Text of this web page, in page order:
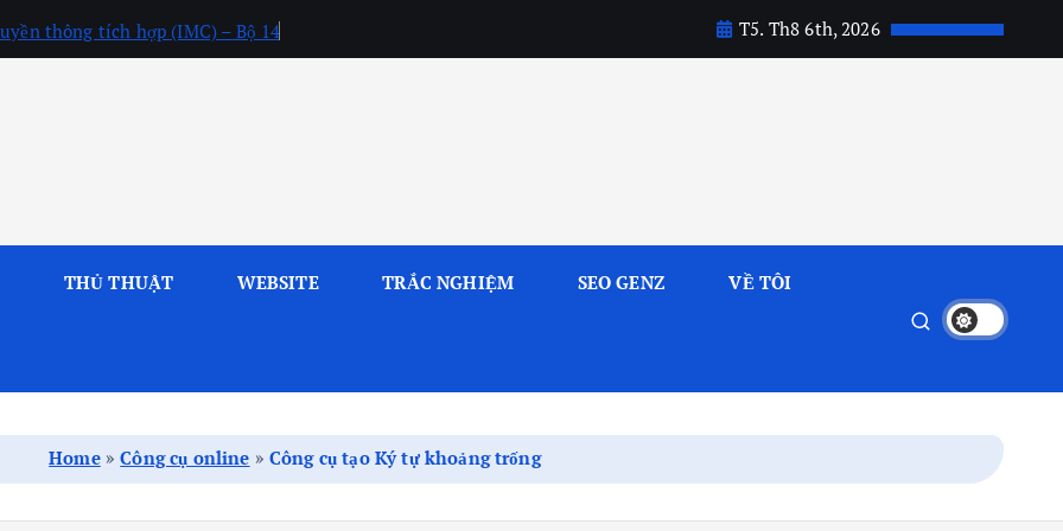
thông tích hợp (IMC) – Bộ 14 T5. Th8 6th, 2026
THỦ THUẬT WEBSITE TRẮC NGHIỆM SEO GENZ VỀ TÔI
Home»Công cụ online »Công cụ tạo Ký tự khoảng trống